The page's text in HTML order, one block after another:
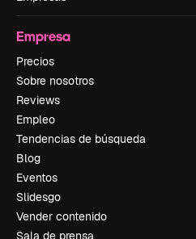
Empresa
Precios
Sobre nosotros
Reviews
Empleo
Tendencias de búsqueda
Blog
Eventos
Slidesgo
Vender contenido
Sala de prensa